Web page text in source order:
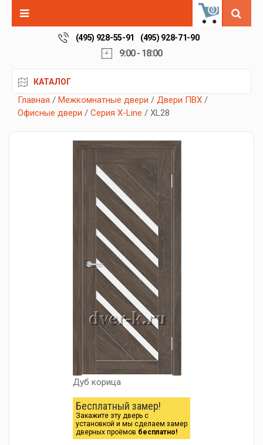
0
(495) 928-55-91 (495) 928-71-90
9:00 - 18:00
КАТАЛОГ
Главная / Межкомнатные двери / Двери ПВХ /
Офисные двери / Серия X-Line / XL28
Дуб корица
Бесплатный замер!
Закажите эту дверь с
установкой и мы сделаем замер
дверных проёмов бесплатно!